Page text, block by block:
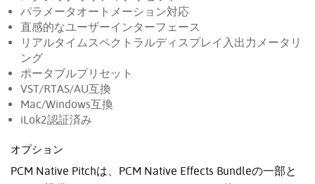
パラメータオートメーション対応
直感的なユーザーインターフェース
リアルタイムスペクトラルディスプレイ入出力メータリ
ング
ポータブルプリセット
VST/RTAS/AU互換
Mac/Windows互換
iLok2認証済み
オプション
PCM Native Pitchは、PCM Native Effects Bundleの一部と